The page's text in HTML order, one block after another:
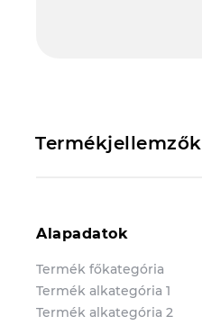
Termékjellemzők
Alapadatok
Termék főkategória
Termék alkategória 1
Termék alkategória 2